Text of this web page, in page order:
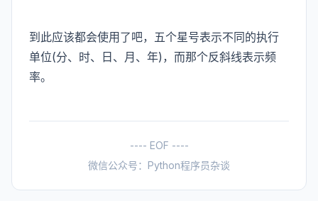
到此应该都会使用了吧，五个星号表示不同的执行
单位(分、时、日、月、年)，而那个反斜线表示频
率。
---- EOF ----
微信公众号：Python程序员杂谈